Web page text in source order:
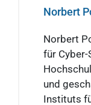
Norbert
Norbert
für
und
Instituts